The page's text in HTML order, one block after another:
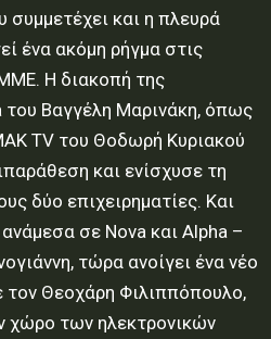
και η πλευρά
ένα ακόμη ρήγμα στις
Η διακοπή της
του Βαγγέλη Μαρινάκη, όπως
TV του Θοδωρή Κυριακού
και ενίσχυσε τη
δύο επιχειρηματίες. Και
σε Nova και Alpha –
τώρα ανοίγει ένα νέο
τον Θεοχάρη Φιλιππόπουλο,
χώρο των ηλεκτρονικών